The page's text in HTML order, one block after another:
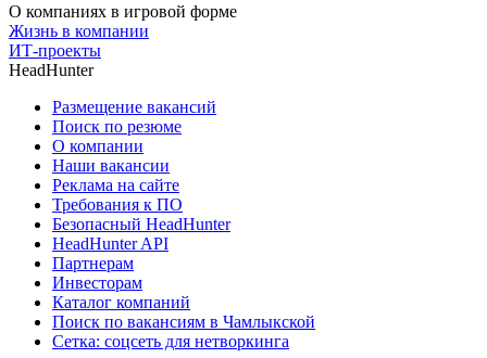
О компаниях в игровой форме
Жизнь в компании
ИТ-проекты
HeadHunter
Размещение вакансий
Поиск по резюме
О компании
Наши вакансии
Реклама на сайте
Требования к ПО
Безопасный HeadHunter
HeadHunter API
Партнерам
Инвесторам
Каталог компаний
Поиск по вакансиям в Чамлыкской
Сетка: соцсеть для нетворкинга